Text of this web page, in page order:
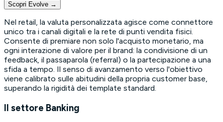
Scopri Evolve →
Nel retail, la valuta personalizzata agisce come connettore
unico tra i canali digitali e la rete di punti vendita fisici.
Consente di premiare non solo l'acquisto monetario, ma
ogni interazione di valore per il brand: la condivisione di un
feedback, il passaparola (referral) o la partecipazione a una
sfida a tempo. Il senso di avanzamento verso l'obiettivo
viene calibrato sulle abitudini della propria customer base,
superando la rigidità dei template standard.
Il settore Banking